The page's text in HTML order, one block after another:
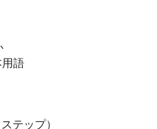
語
テップ）